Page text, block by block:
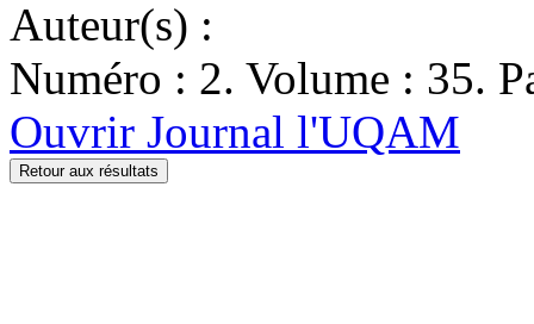
Auteur(s) :
Numéro : 2. Volume : 35.
Ouvrir Journal l'UQAM
Retour aux résultats